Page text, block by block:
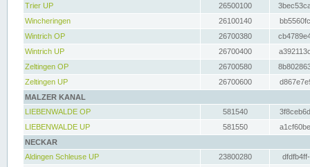
Trier UP
26500100
Wincheringen
26100140
Wintrich OP
26700380
Wintrich UP
26700400
Zeltingen OP
26700580
Zeltingen UP
26700600
MALZER KANAL
LIEBENWALDE OP
581540
LIEBENWALDE UP
581550
NECKAR
Aldingen Schleuse UP
23800280